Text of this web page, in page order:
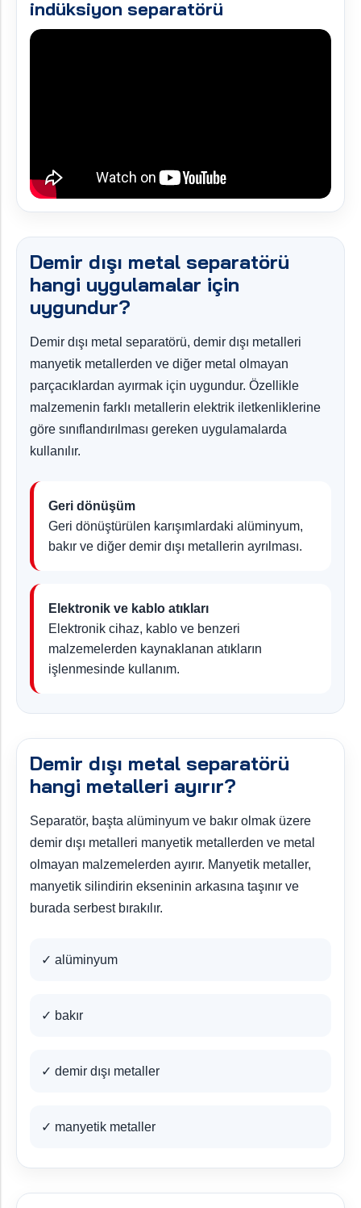
indüksiyon separatörü
Demir dışı metal separatörü
hangi uygulamalar için
uygundur?
Demir dışı metal separatörü, demir dışı metalleri
manyetik metallerden ve diğer metal olmayan
parçacıklardan ayırmak için uygundur. Özellikle
malzemenin farklı metallerin elektrik iletkenliklerine
göre sınıflandırılması gereken uygulamalarda
kullanılır.
Geri dönüşüm
Geri dönüştürülen karışımlardaki alüminyum,
bakır ve diğer demir dışı metallerin ayrılması.
Elektronik ve kablo atıkları
Elektronik cihaz, kablo ve benzeri
malzemelerden kaynaklanan atıkların
işlenmesinde kullanım.
Demir dışı metal separatörü
hangi metalleri ayırır?
Separatör, başta alüminyum ve bakır olmak üzere
demir dışı metalleri manyetik metallerden ve metal
olmayan malzemelerden ayırır. Manyetik metaller,
manyetik silindirin ekseninin arkasına taşınır ve
burada serbest bırakılır.
✓ alüminyum
✓ bakır
✓ demir dışı metaller
✓ manyetik metaller